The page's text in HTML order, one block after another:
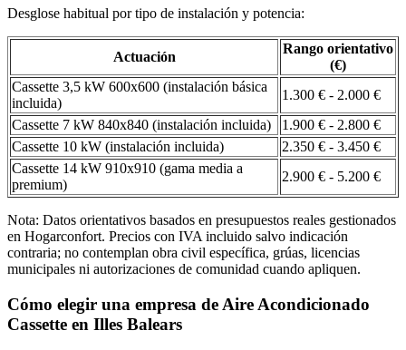
Desglose habitual por tipo de instalación y potencia:
Actuación
Rango orientativo
(€)
Cassette 3,5 kW 600x600 (instalación básica
incluida)
1.300 € - 2.000 €
Cassette 7 kW 840x840 (instalación incluida)
1.900 € - 2.800 €
Cassette 10 kW (instalación incluida)
2.350 € - 3.450 €
Cassette 14 kW 910x910 (gama media a
premium)
2.900 € - 5.200 €
Nota: Datos orientativos basados en presupuestos reales gestionados
en Hogarconfort. Precios con IVA incluido salvo indicación
contraria; no contemplan obra civil específica, grúas, licencias
municipales ni autorizaciones de comunidad cuando apliquen.
Cómo elegir una empresa de Aire Acondicionado
Cassette en Illes Balears